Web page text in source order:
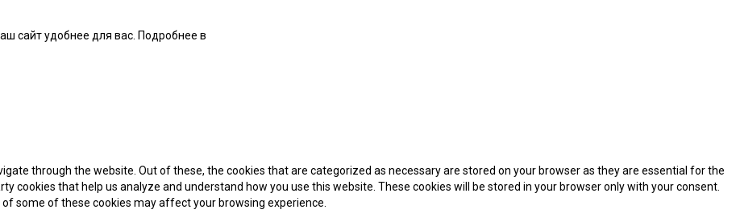
сайт удобнее для вас. Подробнее в
through the website. Out of these, the cookies that are categorized as necessary are stored on your browser as they are essential for the
cookies that help us analyze and understand how you use this website. These cookies will be stored in your browser only with your consent.
some of these cookies may affect your browsing experience.